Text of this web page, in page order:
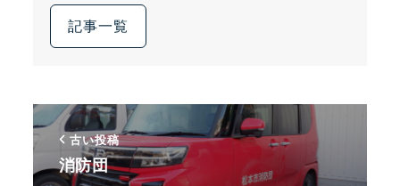
記事一覧
古い投稿
消防団